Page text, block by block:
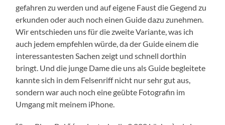
gefahren zu werden und auf eigene Faust die Gegend zu
erkunden oder auch noch einen Guide dazu zunehmen.
Wir entschieden uns für die zweite Variante, was ich
auch jedem empfehlen würde, da der Guide einem die
interessantesten Sachen zeigt und schnell dorthin
bringt. Und die junge Dame die uns als Guide begleitete
kannte sich in dem Felsenriff nicht nur sehr gut aus,
sondern war auch noch eine geübte Fotografin im
Umgang mit meinem iPhone.